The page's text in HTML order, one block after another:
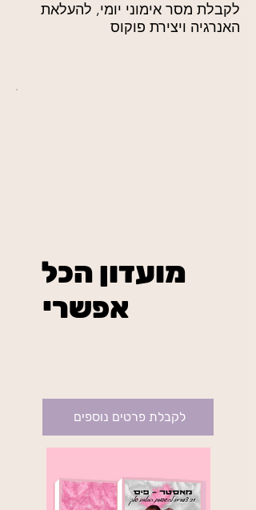
לקבלת מסר אימוני יומי, להעלאת
האנרגיה ויצירת פוקוס
מועדון הכל
אפשרי
לקבלת פרטים נוספים